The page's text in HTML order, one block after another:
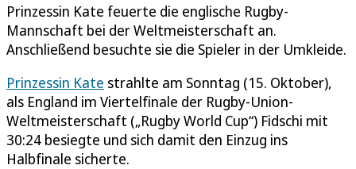
Prinzessin Kate feuerte die englische Rugby-
Mannschaft bei der Weltmeisterschaft an.
Anschließend besuchte sie die Spieler in der Umkleide.
Prinzessin Kate strahlte am Sonntag (15. Oktober),
als England im Viertelfinale der Rugby-Union-
Weltmeisterschaft („Rugby World Cup“) Fidschi mit
30:24 besiegte und sich damit den Einzug ins
Halbfinale sicherte.